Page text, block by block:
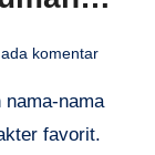
komentar
nama-nama
favorit.